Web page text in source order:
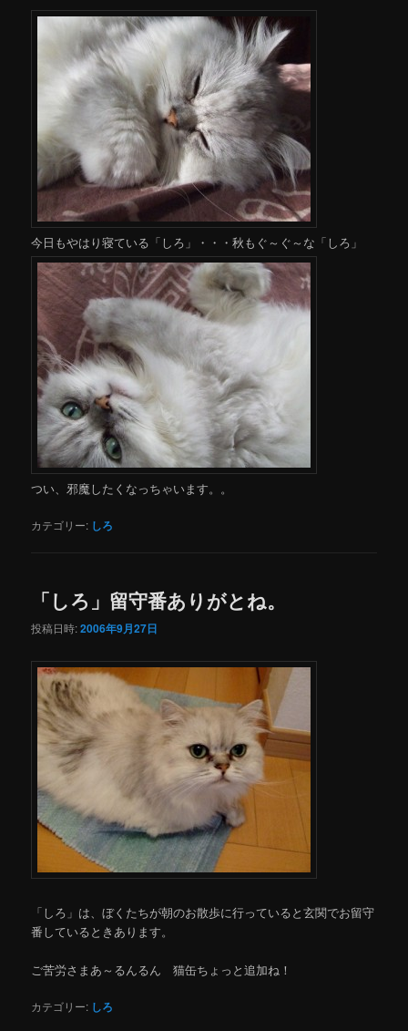
今日もやはり寝ている「しろ」・・・秋もぐ～ぐ～な「しろ」
つい、邪魔したくなっちゃいます。。
カテゴリー: しろ
「しろ」留守番ありがとね。
投稿日時:2006年9月27日
「しろ」は、ぼくたちが朝のお散歩に行っていると玄関でお留守
番しているときあります。
ご苦労さまあ～るんるん 猫缶ちょっと追加ね！
カテゴリー: しろ